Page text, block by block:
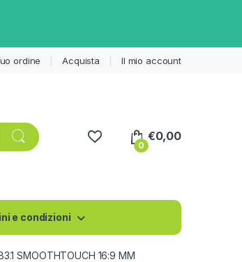
ordine Acquista Il mio account
0
€0,00
e condizioni
SMOOTHTOUCH 16:9 MM